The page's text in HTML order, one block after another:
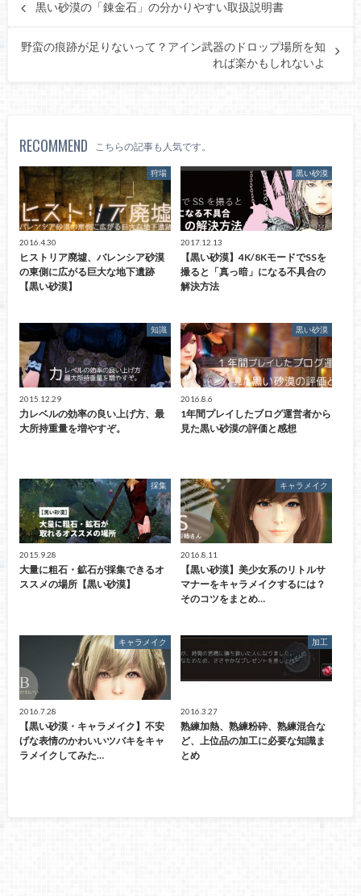
黒い砂漠の「錬金石」の分かりやすい取扱説明書
野蛮の痕跡が足りないって？アイン武器のドロップ場所を知
れば楽かもしれないよ
RECOMMEND こちらの記事も人気です。
狩場
2016.4.30
ヒストリア廃墟、バレンシア砂漠
の東側に広がる巨大な地下遺跡
【黒い砂漠】
黒い砂漠
2017.12.13
【黒い砂漠】4K/8KモードでSSを
撮ると「真っ暗」になる不具合の
解決方法
知識
2015.12.29
力レベルの効率の良い上げ方、最
大所持重量を増やすぞ。
黒い砂漠
2016.8.6
1年間プレイしたブログ運営者から
見た黒い砂漠の評価と感想
採集
2015.9.28
大量に粗石・鉱石が採集できるオ
ススメの場所【黒い砂漠】
キャラメイク
2016.8.11
【黒い砂漠】美少女系のリトルサ
マナーをキャラメイクするには？
そのコツをまとめ…
キャラメイク
2016.7.28
【黒い砂漠・キャラメイク】不安
げな表情のかわいいツバキをキャ
ラメイクしてみた…
加工
2016.3.27
熟練加熱、熟練粉砕、熟練混合な
ど、上位品の加工に必要な知識ま
とめ